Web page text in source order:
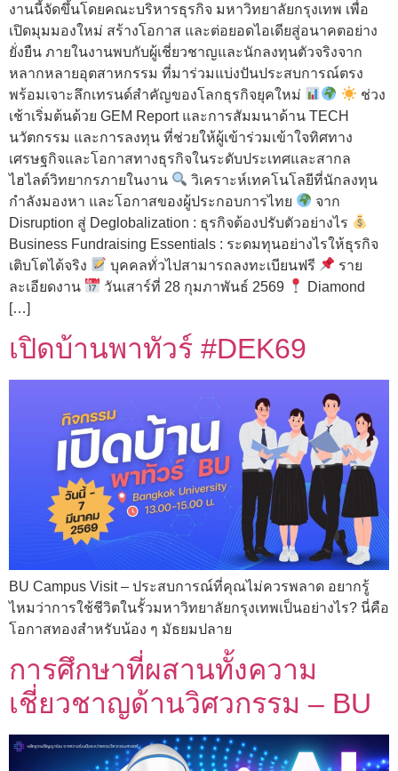
งานนี้จัดขึ้นโดยคณะบริหารธุรกิจ มหาวิทยาลัยกรุงเทพ เพื่อ
เปิดมุมมองใหม่ สร้างโอกาส และต่อยอดไอเดียสู่อนาคตอย่าง
ยั่งยืน ภายในงานพบกับผู้เชี่ยวชาญและนักลงทุนตัวจริงจาก
หลากหลายอุตสาหกรรม ที่มาร่วมแบ่งปันประสบการณ์ตรง
พร้อมเจาะลึกเทรนด์สำคัญของโลกธุรกิจยุคใหม่
ช่วง
เช้าเริ่มต้นด้วย GEM Report และการสัมมนาด้าน TECH
นวัตกรรม และการลงทุน ที่ช่วยให้ผู้เข้าร่วมเข้าใจทิศทาง
เศรษฐกิจและโอกาสทางธุรกิจในระดับประเทศและสากล
ไฮไลต์วิทยากรภายในงาน
วิเคราะห์เทคโนโลยีที่นักลงทุน
กำลังมองหา และโอกาสของผู้ประกอบการไทย
จาก
Disruption สู่ Deglobalization : ธุรกิจต้องปรับตัวอย่างไร
Business Fundraising Essentials : ระดมทุนอย่างไรให้ธุรกิจ
เติบโตได้จริง
บุคคลทั่วไปสามารถลงทะเบียนฟรี
ราย
ละเอียดงาน
วันเสาร์ที่ 28 กุมภาพันธ์ 2569
Diamond
[…]
เปิดบ้านพาทัวร์ #DEK69
BU Campus Visit – ประสบการณ์ที่คุณไม่ควรพลาด อยากรู้
ไหมว่าการใช้ชีวิตในรั้วมหาวิทยาลัยกรุงเทพเป็นอย่างไร? นี่คือ
โอกาสทองสำหรับน้อง ๆ มัธยมปลาย
การศึกษาที่ผสานทั้งความ
เชี่ยวชาญด้านวิศวกรรม – BU